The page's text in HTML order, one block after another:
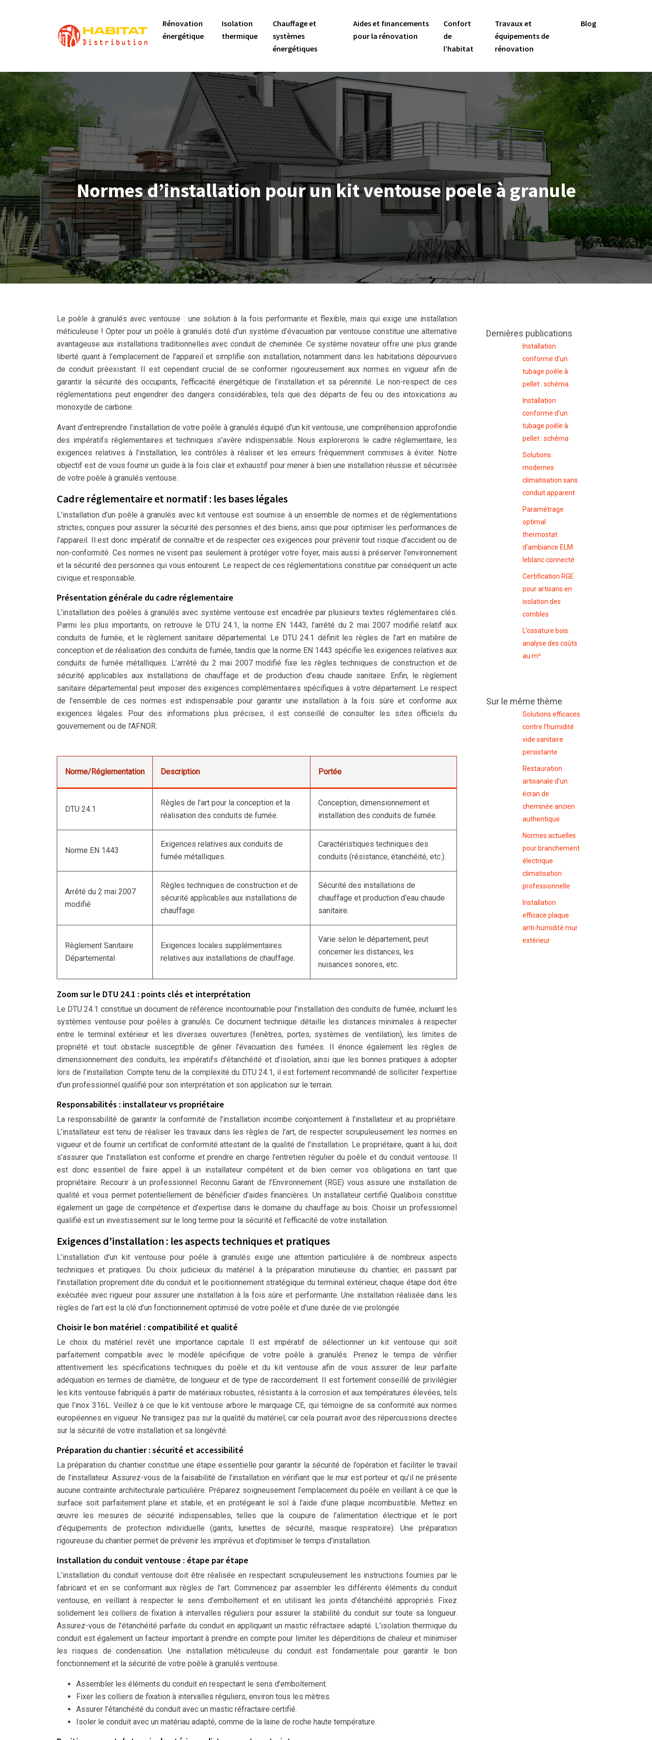
Rénovation
énergétique
Isolation
thermique
Chauffage et
systèmes
énergétiques
Aides et financements
pour la rénovation
Confort
de
l’habitat
Travaux et
équipements de
rénovation
Blog
Normes d’installation pour un kit ventouse poele à granule
Le poêle à granulés avec ventouse : une solution à la fois performante et flexible, mais qui exige une installation
méticuleuse ! Opter pour un poêle à granulés doté d’un système d’évacuation par ventouse constitue une alternative
avantageuse aux installations traditionnelles avec conduit de cheminée. Ce système novateur offre une plus grande
liberté quant à l’emplacement de l’appareil et simplifie son installation, notamment dans les habitations dépourvues
de conduit préexistant. Il est cependant crucial de se conformer rigoureusement aux normes en vigueur afin de
garantir la sécurité des occupants, l’efficacité énergétique de l’installation et sa pérennité. Le non-respect de ces
réglementations peut engendrer des dangers considérables, tels que des départs de feu ou des intoxications au
monoxyde de carbone.
Avant d’entreprendre l’installation de votre poêle à granulés équipé d’un kit ventouse, une compréhension approfondie
des impératifs réglementaires et techniques s’avère indispensable. Nous explorerons le cadre réglementaire, les
exigences relatives à l’installation, les contrôles à réaliser et les erreurs fréquemment commises à éviter. Notre
objectif est de vous fournir un guide à la fois clair et exhaustif pour mener à bien une installation réussie et sécurisée
de votre poêle à granulés ventouse.
Cadre réglementaire et normatif : les bases légales
L’installation d’un poêle à granulés avec kit ventouse est soumise à un ensemble de normes et de réglementations
strictes, conçues pour assurer la sécurité des personnes et des biens, ainsi que pour optimiser les performances de
l’appareil. Il est donc impératif de connaître et de respecter ces exigences pour prévenir tout risque d’accident ou de
non-conformité. Ces normes ne visent pas seulement à protéger votre foyer, mais aussi à préserver l’environnement
et la sécurité des personnes qui vous entourent. Le respect de ces réglementations constitue par conséquent un acte
civique et responsable.
Présentation générale du cadre réglementaire
L’installation des poêles à granulés avec système ventouse est encadrée par plusieurs textes réglementaires clés.
Parmi les plus importants, on retrouve le DTU 24.1, la norme EN 1443, l’arrêté du 2 mai 2007 modifié relatif aux
conduits de fumée, et le règlement sanitaire départemental. Le DTU 24.1 définit les règles de l’art en matière de
conception et de réalisation des conduits de fumée, tandis que la norme EN 1443 spécifie les exigences relatives aux
conduits de fumée métalliques. L’arrêté du 2 mai 2007 modifié fixe les règles techniques de construction et de
sécurité applicables aux installations de chauffage et de production d’eau chaude sanitaire. Enfin, le règlement
sanitaire départemental peut imposer des exigences complémentaires spécifiques à votre département. Le respect
de l’ensemble de ces normes est indispensable pour garantir une installation à la fois sûre et conforme aux
exigences légales. Pour des informations plus précises, il est conseillé de consulter les sites officiels du
gouvernement ou de l’AFNOR.
Norme/Réglementation Description Portée
DTU 24.1
Règles de l’art pour la conception et la
réalisation des conduits de fumée.
Conception, dimensionnement et
installation des conduits de fumée.
Norme EN 1443
Exigences relatives aux conduits de
fumée métalliques.
Caractéristiques techniques des
conduits (résistance, étanchéité, etc.).
Arrêté du 2 mai 2007
modifié
Règles techniques de construction et de
sécurité applicables aux installations de
chauffage.
Sécurité des installations de
chauffage et production d’eau chaude
sanitaire.
Règlement Sanitaire
Départemental
Exigences locales supplémentaires
relatives aux installations de chauffage.
Varie selon le département, peut
concerner les distances, les
nuisances sonores, etc.
Zoom sur le DTU 24.1 : points clés et interprétation
Le DTU 24.1 constitue un document de référence incontournable pour l’installation des conduits de fumée, incluant les
systèmes ventouse pour poêles à granulés. Ce document technique détaille les distances minimales à respecter
entre le terminal extérieur et les diverses ouvertures (fenêtres, portes, systèmes de ventilation), les limites de
propriété et tout obstacle susceptible de gêner l’évacuation des fumées. Il énonce également les règles de
dimensionnement des conduits, les impératifs d’étanchéité et d’isolation, ainsi que les bonnes pratiques à adopter
lors de l’installation. Compte tenu de la complexité du DTU 24.1, il est fortement recommandé de solliciter l’expertise
d’un professionnel qualifié pour son interprétation et son application sur le terrain.
Responsabilités : installateur vs propriétaire
La responsabilité de garantir la conformité de l’installation incombe conjointement à l’installateur et au propriétaire.
L’installateur est tenu de réaliser les travaux dans les règles de l’art, de respecter scrupuleusement les normes en
vigueur et de fournir un certificat de conformité attestant de la qualité de l’installation. Le propriétaire, quant à lui, doit
s’assurer que l’installation est conforme et prendre en charge l’entretien régulier du poêle et du conduit ventouse. Il
est donc essentiel de faire appel à un installateur compétent et de bien cerner vos obligations en tant que
propriétaire. Recourir à un professionnel Reconnu Garant de l’Environnement (RGE) vous assure une installation de
qualité et vous permet potentiellement de bénéficier d’aides financières. Un installateur certifié Qualibois constitue
également un gage de compétence et d’expertise dans le domaine du chauffage au bois. Choisir un professionnel
qualifié est un investissement sur le long terme pour la sécurité et l’efficacité de votre installation.
Exigences d’installation : les aspects techniques et pratiques
L’installation d’un kit ventouse pour poêle à granulés exige une attention particulière à de nombreux aspects
techniques et pratiques. Du choix judicieux du matériel à la préparation minutieuse du chantier, en passant par
l’installation proprement dite du conduit et le positionnement stratégique du terminal extérieur, chaque étape doit être
exécutée avec rigueur pour assurer une installation à la fois sûre et performante. Une installation réalisée dans les
règles de l’art est la clé d’un fonctionnement optimisé de votre poêle et d’une durée de vie prolongée.
Choisir le bon matériel : compatibilité et qualité
Le choix du matériel revêt une importance capitale. Il est impératif de sélectionner un kit ventouse qui soit
parfaitement compatible avec le modèle spécifique de votre poêle à granulés. Prenez le temps de vérifier
attentivement les spécifications techniques du poêle et du kit ventouse afin de vous assurer de leur parfaite
adéquation en termes de diamètre, de longueur et de type de raccordement. Il est fortement conseillé de privilégier
les kits ventouse fabriqués à partir de matériaux robustes, résistants à la corrosion et aux températures élevées, tels
que l’inox 316L. Veillez à ce que le kit ventouse arbore le marquage CE, qui témoigne de sa conformité aux normes
européennes en vigueur. Ne transigez pas sur la qualité du matériel, car cela pourrait avoir des répercussions directes
sur la sécurité de votre installation et sa longévité.
Préparation du chantier : sécurité et accessibilité
La préparation du chantier constitue une étape essentielle pour garantir la sécurité de l’opération et faciliter le travail
de l’installateur. Assurez-vous de la faisabilité de l’installation en vérifiant que le mur est porteur et qu’il ne présente
aucune contrainte architecturale particulière. Préparez soigneusement l’emplacement du poêle en veillant à ce que la
surface soit parfaitement plane et stable, et en protégeant le sol à l’aide d’une plaque incombustible. Mettez en
œuvre les mesures de sécurité indispensables, telles que la coupure de l’alimentation électrique et le port
d’équipements de protection individuelle (gants, lunettes de sécurité, masque respiratoire). Une préparation
rigoureuse du chantier permet de prévenir les imprévus et d’optimiser le temps d’installation.
Installation du conduit ventouse : étape par étape
L’installation du conduit ventouse doit être réalisée en respectant scrupuleusement les instructions fournies par le
fabricant et en se conformant aux règles de l’art. Commencez par assembler les différents éléments du conduit
ventouse, en veillant à respecter le sens d’emboîtement et en utilisant les joints d’étanchéité appropriés. Fixez
solidement les colliers de fixation à intervalles réguliers pour assurer la stabilité du conduit sur toute sa longueur.
Assurez-vous de l’étanchéité parfaite du conduit en appliquant un mastic réfractaire adapté. L’isolation thermique du
conduit est également un facteur important à prendre en compte pour limiter les déperditions de chaleur et minimiser
les risques de condensation. Une installation méticuleuse du conduit est fondamentale pour garantir le bon
fonctionnement et la sécurité de votre poêle à granulés ventouse.
Assembler les éléments du conduit en respectant le sens d’emboîtement.
Fixer les colliers de fixation à intervalles réguliers, environ tous les mètres.
Assurer l’étanchéité du conduit avec un mastic réfractaire certifié.
Isoler le conduit avec un matériau adapté, comme de la laine de roche haute température.
Dernières publications
Installation
conforme d’un
tubage poêle à
pellet : schéma
Installation
conforme d’un
tubage poêle à
pellet : schéma
Solutions
modernes
climatisation sans
conduit apparent
Paramétrage
optimal
thermostat
d’ambiance ELM
leblanc connecté
Certification RGE
pour artisans en
isolation des
combles
L’ossature bois :
analyse des coûts
au m²
Sur le même thème
Solutions efficaces
contre l’humidité
vide sanitaire
persistante
Restauration
artisanale d’un
écran de
cheminée ancien
authentique
Normes actuelles
pour branchement
électrique
climatisation
professionnelle
Installation
efficace plaque
anti-humidité mur
extérieur